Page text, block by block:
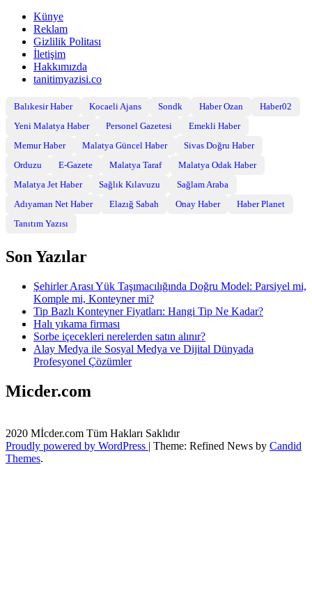
Künye
Reklam
Gizlilik Politası
İletişim
Hakkımızda
tanitimyazisi.co
Balıkesir Haber Kocaeli Ajans Sondk Haber Ozan
Haber02
Yeni Malatya Haber
Personel Gazetesi
Emekli Haber
Memur Haber
Malatya Güncel Haber
Sivas Doğru Haber
Orduzu
E-Gazete Malatya Taraf
Malatya Odak Haber
Malatya Jet Haber
Sağlık Kılavuzu
Sağlam Araba
Adıyaman Net Haber
Elazığ Sabah Onay Haber
Haber Planet
Tanıtım Yazısı
Son Yazılar
Şehirler Arası Yük Taşımacılığında Doğru Model: Parsiyel mi,
Komple mi, Konteyner mi?
Tip Bazlı Konteyner Fiyatları: Hangi Tip Ne Kadar?
Halı yıkama firması
Sorbe içecekleri nerelerden satın alınır?
Alay Medya ile Sosyal Medya ve Dijital Dünyada
Profesyonel Çözümler
Micder.com
2020 Mİcder.com Tüm Hakları Saklıdır
Proudly powered by WordPress | Theme: Refined News by Candid
Themes.